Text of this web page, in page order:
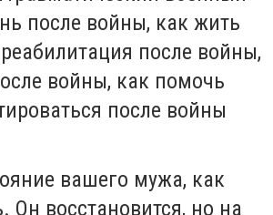
вашего мужа, как
Он восстановится, но на